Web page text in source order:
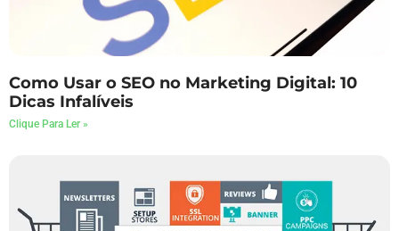
Como Usar o SEO no Marketing Digital: 10
Dicas Infalíveis
Clique Para Ler »